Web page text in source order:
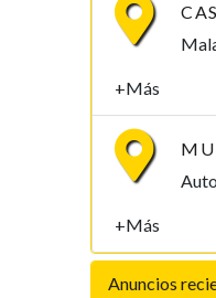
+Más
+Más
Anuncios